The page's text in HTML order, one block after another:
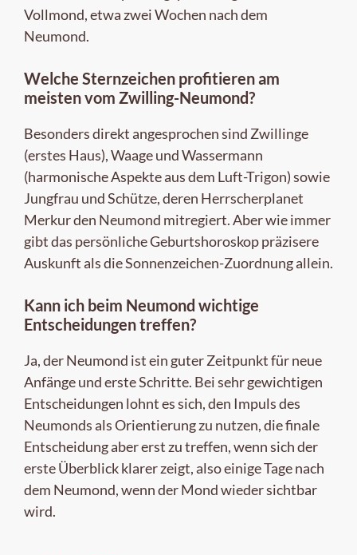
Vollmond, etwa zwei Wochen nach dem
Neumond.
Welche Sternzeichen profitieren am
meisten vom Zwilling-Neumond?
Besonders direkt angesprochen sind Zwillinge
(erstes Haus), Waage und Wassermann
(harmonische Aspekte aus dem Luft-Trigon) sowie
Jungfrau und Schütze, deren Herrscherplanet
Merkur den Neumond mitregiert. Aber wie immer
gibt das persönliche Geburtshoroskop präzisere
Auskunft als die Sonnenzeichen-Zuordnung allein.
Kann ich beim Neumond wichtige
Entscheidungen treffen?
Ja, der Neumond ist ein guter Zeitpunkt für neue
Anfänge und erste Schritte. Bei sehr gewichtigen
Entscheidungen lohnt es sich, den Impuls des
Neumonds als Orientierung zu nutzen, die finale
Entscheidung aber erst zu treffen, wenn sich der
erste Überblick klarer zeigt, also einige Tage nach
dem Neumond, wenn der Mond wieder sichtbar
wird.